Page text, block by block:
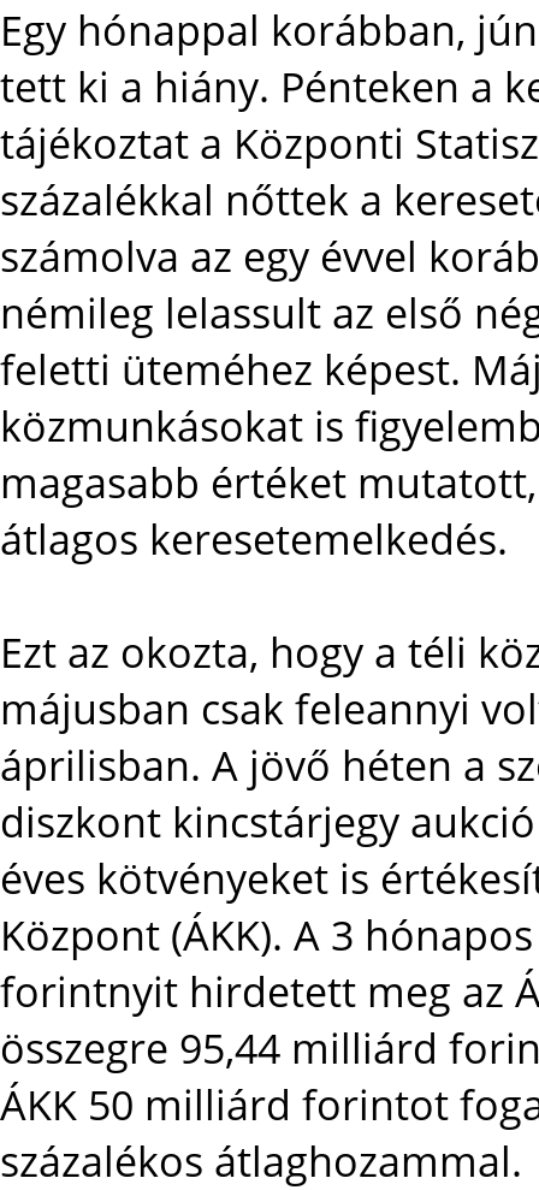
Egy hónappal korábban,
tett ki a hiány. Pénteken a
tájékoztat a Központi
százalékkal nőttek a
számolva az egy évvel
némileg lelassult az első
feletti üteméhez képest.
közmunkásokat is
magasabb értéket
átlagos keresetemelkedés.
Ezt az okozta, hogy a téli
májusban csak feleannyi
áprilisban. A jövő héten a
diszkont kincstárjegy
éves kötvényeket is
Központ (ÁKK). A 3
forintnyit hirdetett meg az
összegre 95,44 milliárd
ÁKK 50 milliárd forintot
százalékos átlaghozammal.